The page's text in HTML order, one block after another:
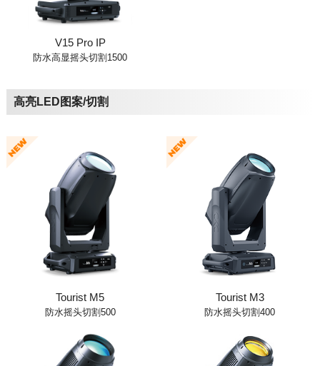
V15 Pro IP
防水高显摇头切割1500
高亮LED图案/切割
Tourist M5
防水摇头切割500
Tourist M3
防水摇头切割400